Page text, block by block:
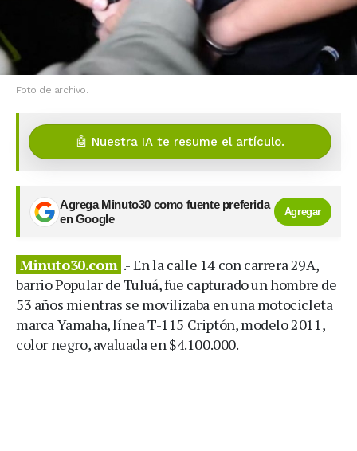
Foto de archivo.
🤖 Nuestra IA te resume el artículo.
Agrega Minuto30 como fuente preferida
en Google
Agregar
Minuto30.com .- En la calle 14 con carrera 29A,
barrio Popular de Tuluá, fue capturado un hombre de
53 años mientras se movilizaba en una motocicleta
marca Yamaha, línea T-115 Criptón, modelo 2011,
color negro, avaluada en $4.100.000.